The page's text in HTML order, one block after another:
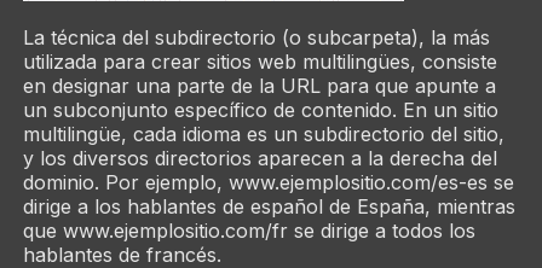
La técnica del subdirectorio (o subcarpeta), la más
utilizada para crear sitios web multilingües, consiste
en designar una parte de la URL para que apunte a
un subconjunto específico de contenido. En un sitio
multilingüe, cada idioma es un subdirectorio del sitio,
y los diversos directorios aparecen a la derecha del
dominio. Por ejemplo, www.ejemplositio.com/es-es se
dirige a los hablantes de español de España, mientras
que www.ejemplositio.com/fr se dirige a todos los
hablantes de francés.